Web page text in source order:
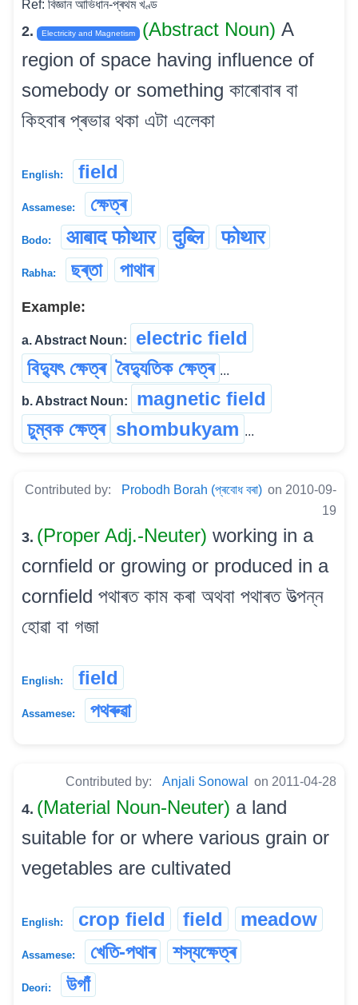
Ref: বিজ্ঞান আভিধান-প্ৰথম খণ্ড
2. Electricity and Magnetism (Abstract Noun) A
region of space having influence of
somebody or something কাৰোবাৰ বা
কিহবাৰ প্ৰভাৱ থকা এটা এলেকা
English: field
Assamese: ক্ষেত্ৰ
Bodo: आबाद फोथार दुब्लि फोथार
Rabha: ছৰ্‌তা পাথাৰ
Example:
a. Abstract Noun:
electric field
বিদ্যুৎ ক্ষেত্ৰ বৈদ্যুতিক ক্ষেত্ৰ ...
b. Abstract Noun:
magnetic field
চুম্বক ক্ষেত্ৰ shombukyam ...
Contributed by: Probodh Borah (প্ৰবোধ বৰা) on 2010-09-
19
3. (Proper Adj.-Neuter) working in a
cornfield or growing or produced in a
cornfield পথাৰত কাম কৰা অথবা পথাৰত উত্পন্ন
হোৱা বা গজা
English: field
Assamese: পথৰুৱা
Contributed by: Anjali Sonowal on 2011-04-28
4. (Material Noun-Neuter) a land
suitable for or where various grain or
vegetables are cultivated
English: crop field field meadow
Assamese: খেতি-পথাৰ শস্যক্ষেত্ৰ
Deori: উগাঁ